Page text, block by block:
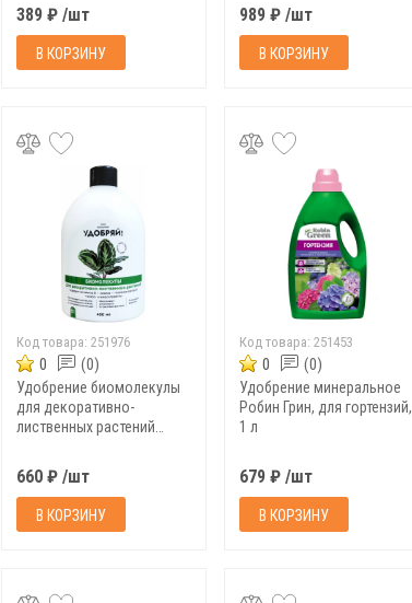
389 ₽ /шт
В КОРЗИНУ
989 ₽ /шт
В КОРЗИНУ
Код товара: 251976
0 (0)
Удобрение биомолекулы
для декоративно-
лиственных растений
660 ₽ /шт
В КОРЗИНУ
Код товара:251453
0 (0)
Удобрение минеральное
Робин Грин, для гортензий,
1 л
679 ₽ /шт
В КОРЗИНУ